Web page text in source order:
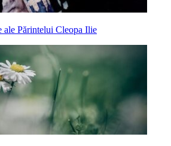
ale Părintelui Cleopa Ilie